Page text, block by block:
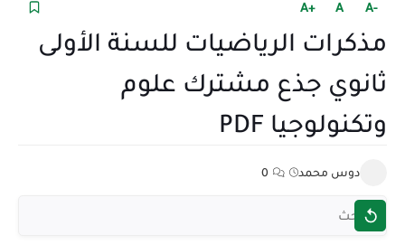
+A A -A
مذكرات الرياضيات للسنة الأولى
ثانوي جذع مشترك علوم
وتكنولوجيا PDF
دوس محمد 0